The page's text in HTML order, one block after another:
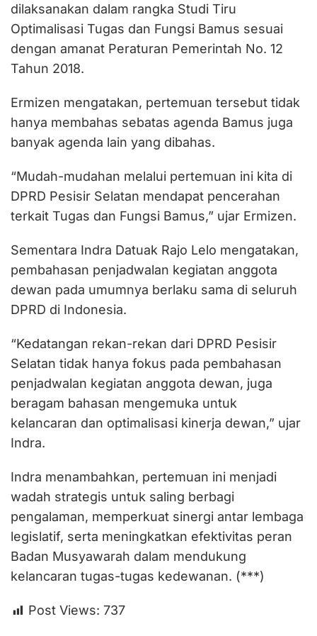
dilaksanakan dalam rangka Studi Tiru
Optimalisasi Tugas dan Fungsi Bamus sesuai
dengan amanat Peraturan Pemerintah No. 12
Tahun 2018.
Ermizen mengatakan, pertemuan tersebut tidak
hanya membahas sebatas agenda Bamus juga
banyak agenda lain yang dibahas.
“Mudah-mudahan melalui pertemuan ini kita di
DPRD Pesisir Selatan mendapat pencerahan
terkait Tugas dan Fungsi Bamus,” ujar Ermizen.
Sementara Indra Datuak Rajo Lelo mengatakan,
pembahasan penjadwalan kegiatan anggota
dewan pada umumnya berlaku sama di seluruh
DPRD di Indonesia.
“Kedatangan rekan-rekan dari DPRD Pesisir
Selatan tidak hanya fokus pada pembahasan
penjadwalan kegiatan anggota dewan, juga
beragam bahasan mengemuka untuk
kelancaran dan optimalisasi kinerja dewan,” ujar
Indra.
Indra menambahkan, pertemuan ini menjadi
wadah strategis untuk saling berbagi
pengalaman, memperkuat sinergi antar lembaga
legislatif, serta meningkatkan efektivitas peran
Badan Musyawarah dalam mendukung
kelancaran tugas-tugas kedewanan. (***)
Post Views: 737